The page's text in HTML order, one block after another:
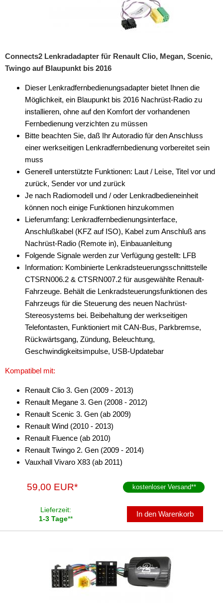
Connects2 Lenkradadapter für Renault Clio, Megan, Scenic,
Twingo auf Blaupunkt bis 2016
Dieser Lenkradfernbedienungsadapter bietet Ihnen die
Möglichkeit, ein Blaupunkt bis 2016 Nachrüst-Radio zu
installieren, ohne auf den Komfort der vorhandenen
Fernbedienung verzichten zu müssen
Bitte beachten Sie, daß Ihr Autoradio für den Anschluss
einer werkseitigen Lenkradfernbedienung vorbereitet sein
muss
Generell unterstützte Funktionen: Laut / Leise, Titel vor und
zurück, Sender vor und zurück
Je nach Radiomodell und / oder Lenkradbedieneinheit
können noch einige Funktionen hinzukommen
Lieferumfang: Lenkradfernbedienungsinterface,
Anschlußkabel (KFZ auf ISO), Kabel zum Anschluß ans
Nachrüst-Radio (Remote in), Einbauanleitung
Folgende Signale werden zur Verfügung gestellt: LFB
Information: Kombinierte Lenkradsteuerungsschnittstelle
CTSRN006.2 & CTSRN007.2 für ausgewählte Renault-
Fahrzeuge. Behält die Lenkradsteuerungsfunktionen des
Fahrzeugs für die Steuerung des neuen Nachrüst-
Stereosystems bei. Beibehaltung der werkseitigen
Telefontasten, Funktioniert mit CAN-Bus, Parkbremse,
Rückwärtsgang, Zündung, Beleuchtung,
Geschwindigkeitsimpulse, USB-Updatebar
Kompatibel mit:
Renault Clio 3. Gen (2009 - 2013)
Renault Megane 3. Gen (2008 - 2012)
Renault Scenic 3. Gen (ab 2009)
Renault Wind (2010 - 2013)
Renault Fluence (ab 2010)
Renault Twingo 2. Gen (2009 - 2014)
Vauxhall Vivaro X83 (ab 2011)
59,00 EUR* kostenloser Versand**
Lieferzeit:
1-3 Tage**
In den Warenkorb